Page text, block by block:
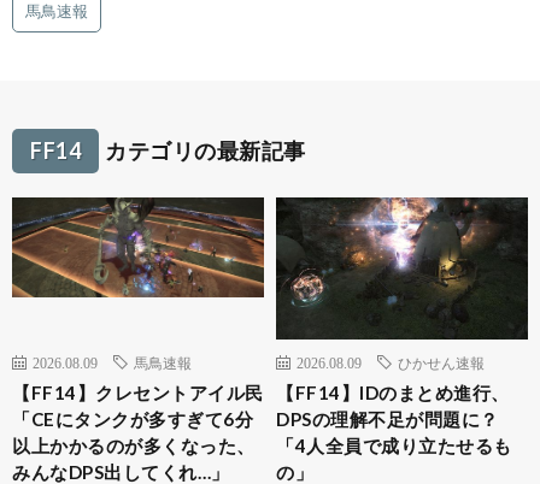
馬鳥速報
FF14 カテゴリの最新記事
2026.08.09 馬鳥速報
【FF14】クレセントアイル民
「CEにタンクが多すぎて6分
以上かかるのが多くなった、
みんなDPS出してくれ…」
2026.08.09 ひかせん速報
【FF14】IDのまとめ進行、
DPSの理解不足が問題に？
「4人全員で成り立たせるも
の」